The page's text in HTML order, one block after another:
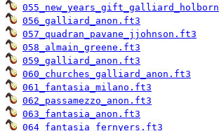
056_galliard_anon.ft3
057_quadran_pavane_jjohnson.ft3
058_almain_greene.ft3
059_galliard_anon.ft3
060_churches_galliard_anon.ft3
061_fantasia_milano.ft3
062_passamezzo_anon.ft3
063_fantasia_anon.ft3
064_fantasia_fernyers.ft3